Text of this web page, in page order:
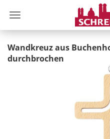
Wandkreuz aus
durchbrochen